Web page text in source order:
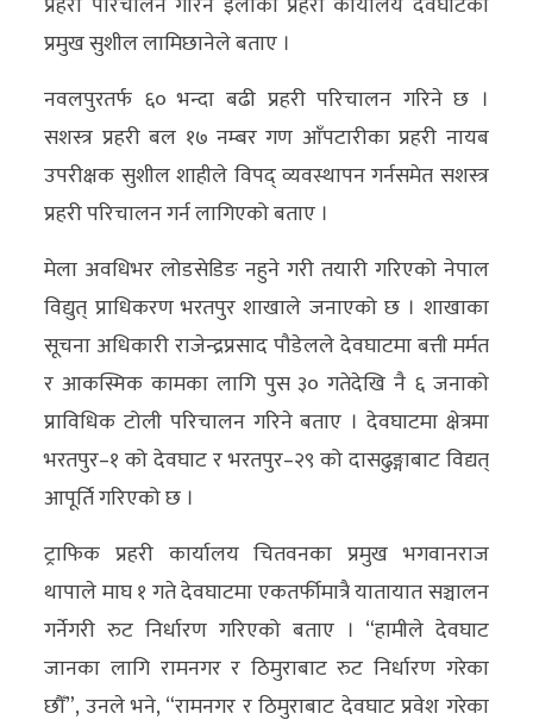
फोटो
ग्यालरी
भिडियो
प्रमुख सुशील लामिछानेले बताए ।
नवलपुरतर्फ ६० भन्दा बढी प्रहरी परिचालन गरिने छ ।
सशस्त्र प्रहरी बल १७ नम्बर गण आँपटारीका प्रहरी नायब
उपरीक्षक सुशील शाहीले विपद् व्यवस्थापन गर्नसमेत सशस्त्र
प्रहरी परिचालन गर्न लागिएको बताए ।
मेला अवधिभर लोडसेडिङ नहुने गरी तयारी गरिएको नेपाल
विद्युत् प्राधिकरण भरतपुर शाखाले जनाएको छ । शाखाका
सूचना अधिकारी राजेन्द्रप्रसाद पौडेलले देवघाटमा बत्ती मर्मत
र आकस्मिक कामका लागि पुस ३० गतेदेखि नै ६ जनाको
प्राविधिक टोली परिचालन गरिने बताए । देवघाटमा क्षेत्रमा
भरतपुर–१ को देवघाट र भरतपुर–२९ को दासढुङ्गाबाट विद्यत्
आपूर्ति गरिएको छ ।
ट्राफिक प्रहरी कार्यालय चितवनका प्रमुख भगवानराज
थापाले माघ १ गते देवघाटमा एकतर्फीमात्रै यातायात सञ्चालन
गर्नेगरी रुट निर्धारण गरिएको बताए । “हामीले देवघाट
जानका लागि रामनगर र ठिमुराबाट रुट निर्धारण गरेका
छौँ”, उनले भने, “रामनगर र ठिमुराबाट देवघाट प्रवेश गरेका